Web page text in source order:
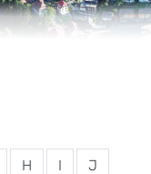
H I J